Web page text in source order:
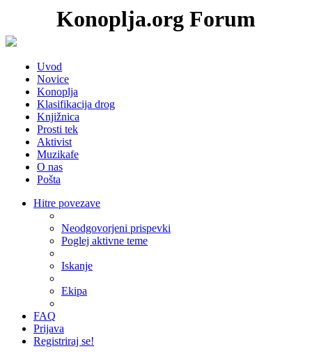
Konoplja.org Forum
Uvod
Novice
Konoplja
Klasifikacija drog
Knjižnica
Prosti tek
Aktivist
Muzikafe
O nas
Pošta
Hitre povezave
Neodgovorjeni prispevki
Poglej aktivne teme
Iskanje
Ekipa
FAQ
Prijava
Registriraj se!